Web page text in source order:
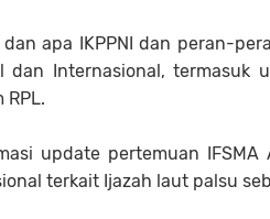
dan apa IKPPNI dan peran-
dan Internasional, termasuk
RPL.
update pertemuan
terkait Ijazah laut palsu